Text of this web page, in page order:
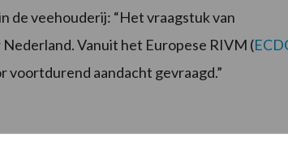
de veehouderij: “Het vraagstuk van
Vanuit het Europese RIVM (
voortdurend aandacht gevraagd.”